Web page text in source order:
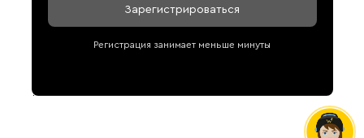
Зарегистрироваться
Регистрация занимает меньше минуты